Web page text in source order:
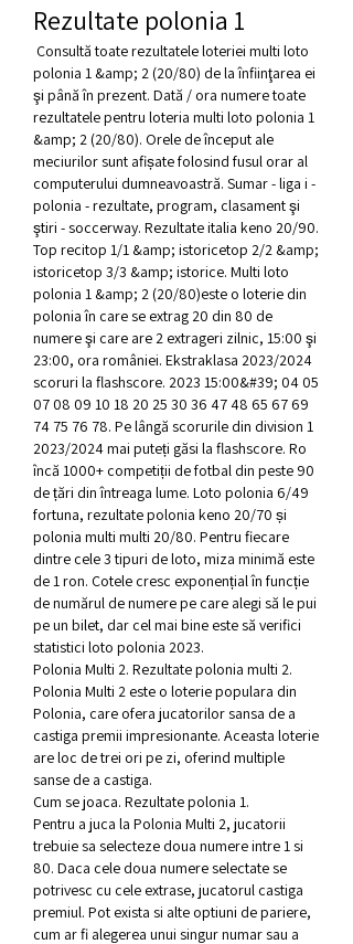
Rezultate polonia 1
polonia 1 &amp; 2 (20/80) de la înfiinţarea ei
şi până în prezent. Dată / ora numere toate
rezultatele pentru loteria multi loto polonia 1
&amp; 2 (20/80). Orele de început ale
meciurilor sunt afișate folosind fusul orar al
computerului dumneavoastră. Sumar - liga i -
polonia - rezultate, program, clasament şi
ştiri - soccerway. Rezultate italia keno 20/90.
Top recitop 1/1 &amp; istoricetop 2/2 &amp;
istoricetop 3/3 &amp; istorice. Multi loto
polonia 1 &amp; 2 (20/80)este o loterie din
polonia în care se extrag 20 din 80 de
numere şi care are 2 extrageri zilnic, 15:00 şi
23:00, ora româniei. Ekstraklasa 2023/2024
scoruri la flashscore. 2023 15:00&#39; 04 05
07 08 09 10 18 20 25 30 36 47 48 65 67 69
74 75 76 78. Pe lângă scorurile din division 1
2023/2024 mai puteți găsi la flashscore. Ro
încă 1000+ competiții de fotbal din peste 90
de țări din întreaga lume. Loto polonia 6/49
fortuna, rezultate polonia keno 20/70 și
polonia multi multi 20/80. Pentru fiecare
dintre cele 3 tipuri de loto, miza minimă este
de 1 ron. Cotele cresc exponențial în funcție
de numărul de numere pe care alegi să le pui
pe un bilet, dar cel mai bine este să verifici
statistici loto polonia 2023.
Polonia Multi 2. Rezultate polonia multi 2.
Polonia Multi 2 este o loterie populara din
Polonia, care ofera jucatorilor sansa de a
castiga premii impresionante. Aceasta loterie
are loc de trei ori pe zi, oferind multiple
sanse de a castiga.
Cum se joaca. Rezultate polonia 1.
Pentru a juca la Polonia Multi 2, jucatorii
trebuie sa selecteze doua numere intre 1 si
80. Daca cele doua numere selectate se
potrivesc cu cele extrase, jucatorul castiga
premiul. Pot exista si alte optiuni de pariere,
cum ar fi alegerea unui singur numar sau a